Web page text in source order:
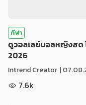
กีฬา
ดูวอลเลย์บอลหญิงสด
2026
Intrend Creator |
7.6k